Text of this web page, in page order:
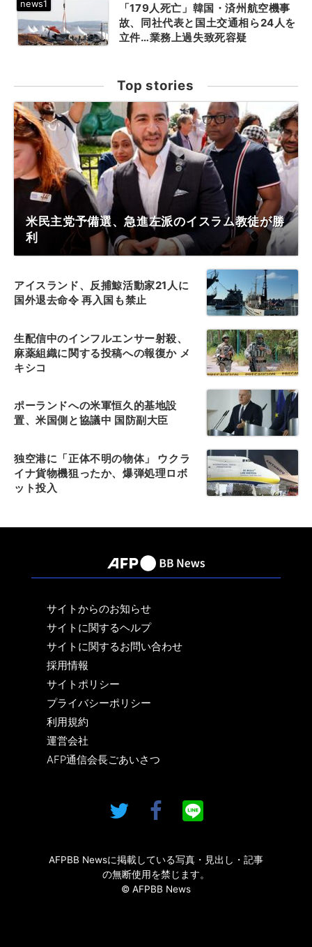
「179人死亡」韓国・済州航空機事
故、同社代表と国土交通相ら24人を
立件…業務上過失致死容疑
Top stories
米民主党予備選、急進左派のイスラム教徒が勝
利
アイスランド、反捕鯨活動家21人に
国外退去命令 再入国も禁止
生配信中のインフルエンサー射殺、
麻薬組織に関する投稿への報復か メ
キシコ
ポーランドへの米軍恒久的基地設
置、米国側と協議中 国防副大臣
独空港に「正体不明の物体」 ウクラ
イナ貨物機狙ったか、爆弾処理ロボ
ット投入
サイトからのお知らせ
サイトに関するヘルプ
サイトに関するお問い合わせ
採用情報
サイトポリシー
プライバシーポリシー
利用規約
運営会社
AFP通信会長ごあいさつ
AFPBB Newsに掲載している写真・見出し・記事
の無断使用を禁じます。
© AFPBB News